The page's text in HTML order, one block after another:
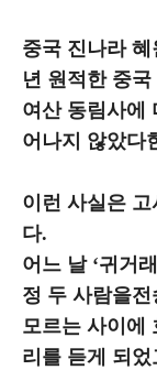
중국 진나라 혜
년 원적한 중
여산 동림사에
어나지 않았다
이런 사실은 고
다.
어느 날 ‘귀거
정 두 사람을
모르는 사이에
리를 듣게 되었